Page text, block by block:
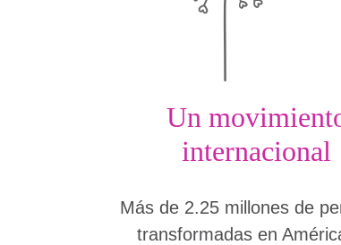
Un
internacional
Más de 2.25 millones de
transformadas en